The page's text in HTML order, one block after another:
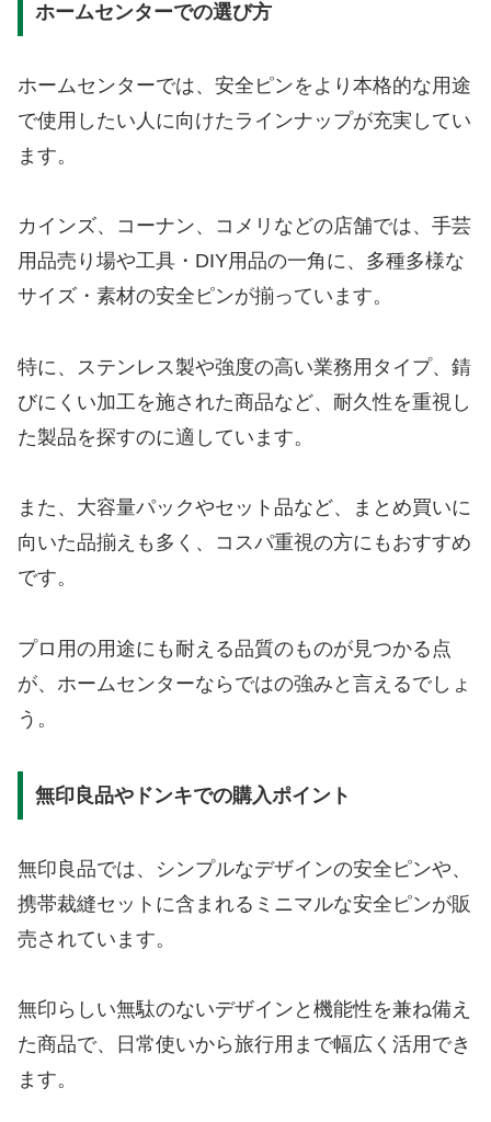
ホームセンターでの選び方
ホームセンターでは、安全ピンをより本格的な用途
で使用したい人に向けたラインナップが充実してい
ます。
カインズ、コーナン、コメリなどの店舗では、手芸
用品売り場や工具・DIY用品の一角に、多種多様な
サイズ・素材の安全ピンが揃っています。
特に、ステンレス製や強度の高い業務用タイプ、錆
びにくい加工を施された商品など、耐久性を重視し
た製品を探すのに適しています。
また、大容量パックやセット品など、まとめ買いに
向いた品揃えも多く、コスパ重視の方にもおすすめ
です。
プロ用の用途にも耐える品質のものが見つかる点
が、ホームセンターならではの強みと言えるでしょ
う。
無印良品やドンキでの購入ポイント
無印良品では、シンプルなデザインの安全ピンや、
携帯裁縫セットに含まれるミニマルな安全ピンが販
売されています。
無印らしい無駄のないデザインと機能性を兼ね備え
た商品で、日常使いから旅行用まで幅広く活用でき
ます。